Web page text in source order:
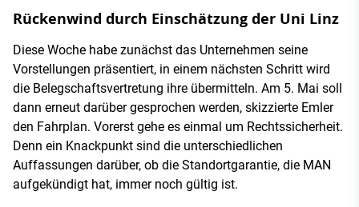
Rückenwind durch Einschätzung der Uni Linz
Diese Woche habe zunächst das Unternehmen seine
Vorstellungen präsentiert, in einem nächsten Schritt wird
die Belegschaftsvertretung ihre übermitteln. Am 5. Mai soll
dann erneut darüber gesprochen werden, skizzierte Emler
den Fahrplan. Vorerst gehe es einmal um Rechtssicherheit.
Denn ein Knackpunkt sind die unterschiedlichen
Auffassungen darüber, ob die Standortgarantie, die MAN
aufgekündigt hat, immer noch gültig ist.